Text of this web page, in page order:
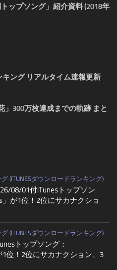
トップソング」紹介資料 (2018年
ング リアルタイム速報更新
」300万枚達成までの軌跡 まと
(ITUNESダウンロードランキング)
08/01付iTunesトップソン
」が1位！2位にサカナクショ
(ITUNESダウンロードランキング)
トップソング：
1位！2位にサカナクション、3